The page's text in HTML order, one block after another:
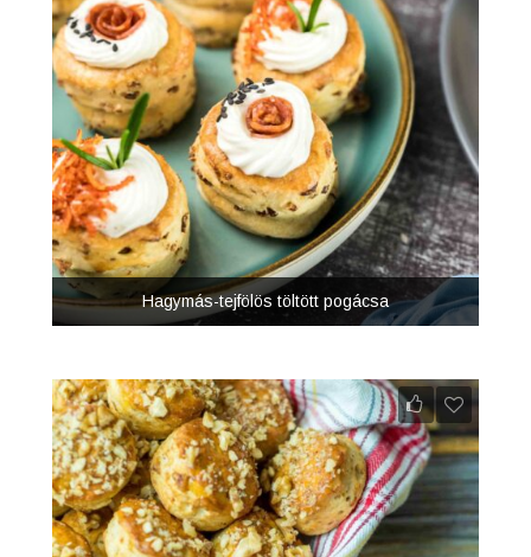
Hagymás-tejfölös töltött pogácsa